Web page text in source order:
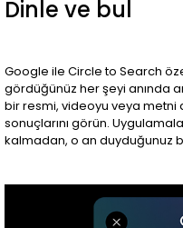
Dinle ve bul
Google ile Circle to Search
gördüğünüz her şeyi anında
bir resmi, videoyu veya metni
sonuçlarını görün.
kalmadan, o an duyduğunuz